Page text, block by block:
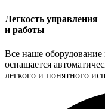
Легкость управления
и работы
Все наше оборудование
оснащается
легкого и понятного